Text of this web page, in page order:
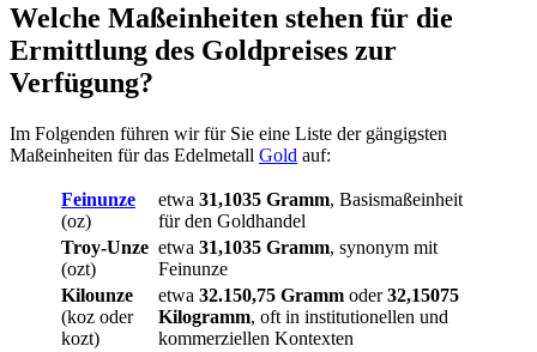
Welche Maßeinheiten stehen für die
Ermittlung des Goldpreises zur
Verfügung?
Im Folgenden führen wir für Sie eine Liste der gängigsten
Maßeinheiten für das Edelmetall Gold auf:
Feinunze
(oz)
etwa 31,1035 Gramm, Basismaßeinheit
für den Goldhandel
Troy-Unze
(ozt)
etwa 31,1035 Gramm, synonym mit
Feinunze
Kilounze
(koz oder
kozt)
etwa 32.150,75 Gramm oder32,15075
Kilogramm, oft in institutionellen und
kommerziellen Kontexten